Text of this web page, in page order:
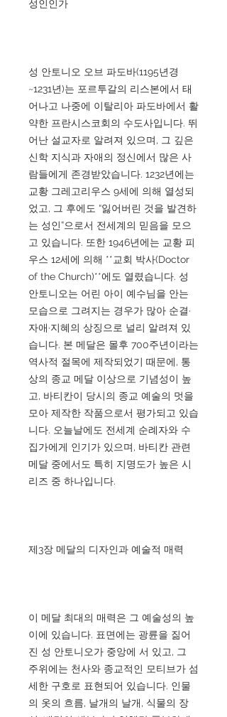
성인인가
성 안토니오 오브 파도바(1195년경
~1231년)는 포르투갈의 리스본에서 태
어나고 나중에 이탈리아 파도바에서 활
약한 프란시스코회의 수도사입니다. 뛰
어난 설교자로 알려져 있으며, 그 깊은
신학 지식과 자애의 정신에서 많은 사
람들에게 존경받았습니다. 1232년에는
교황 그레고리우스 9세에 의해 열성되
었고, 그 후에도 “잃어버린 것을 발견하
는 성인”으로서 전세계의 믿음을 모으
고 있습니다. 또한 1946년에는 교황 피
우스 12세에 의해 **교회 박사(Doctor
of the Church)**에도 열렸습니다. 성
안토니오는 어린 아이 예수님을 안는
모습으로 그려지는 경우가 많아 순결·
자애·지혜의 상징으로 널리 알려져 있
습니다. 본 메달은 몰후 700주년이라는
역사적 절목에 제작되었기 때문에, 통
상의 종교 메달 이상으로 기념성이 높
고, 바티칸이 당시의 종교 예술의 멋을
모아 제작한 작품으로서 평가되고 있습
니다. 오늘날에도 전세계 순례자와 수
집가에게 인기가 있으며, 바티칸 관련
메달 중에서도 특히 지명도가 높은 시
리즈 중 하나입니다.
제3장 메달의 디자인과 예술적 매력
이 메달 최대의 매력은 그 예술성의 높
이에 있습니다. 표면에는 광륜을 짊어
진 성 안토니오가 중앙에 서 있고, 그
주위에는 천사와 종교적인 모티브가 섬
세한 구호로 표현되어 있습니다. 인물
의 옷의 흐름, 날개의 날개, 식물의 장